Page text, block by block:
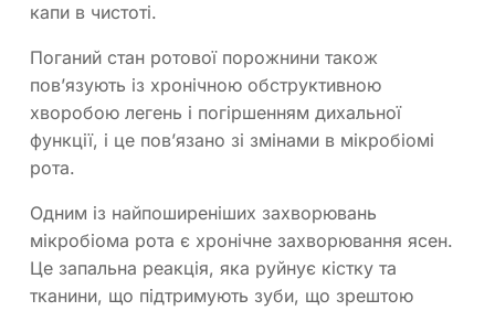
капи в чистоті.
Поганий стан ротової порожнини також
пов’язують із хронічною обструктивною
хворобою легень і погіршенням дихальної
функції, і це пов’язано зі змінами в мікробіомі
рота.
Одним із найпоширеніших захворювань
мікробіома рота є хронічне захворювання ясен.
Це запальна реакція, яка руйнує кістку та
тканини, що підтримують зуби, що зрештою